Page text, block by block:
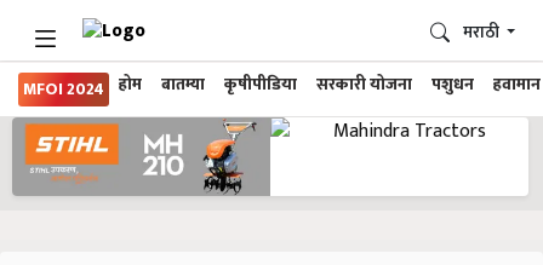
MFOI 2024 होम बातम्या कृषीपीडिया सरकारी योजना पशुधन हवामान
मराठी